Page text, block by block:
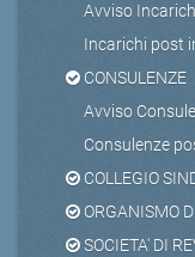
Avviso
Incarichi post
CONSULENZE
Avviso
Consulenze
COLLEGIO
ORGANISMO
SOCIETA' DI